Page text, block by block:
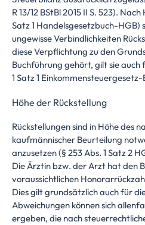
R 13/12 BStBl 2015 II S. 523).
Satz 1 Handelsgesetzbuch-HGB)
ungewisse Verbindlichkeiten
diese Verpflichtung zu den
Buchführung gehört, gilt sie auch
1 Satz 1 Einkommensteuergesetz-
Höhe der Rückstellung
Rückstellungen sind in Höhe des
kaufmännischer Beurteilung
anzusetzen (§ 253 Abs. 1 Satz 2
Die Ärztin bzw. der Arzt hat den
voraussichtlichen
Dies gilt grundsätzlich auch für
Abweichungen können sich
ergeben, die nach